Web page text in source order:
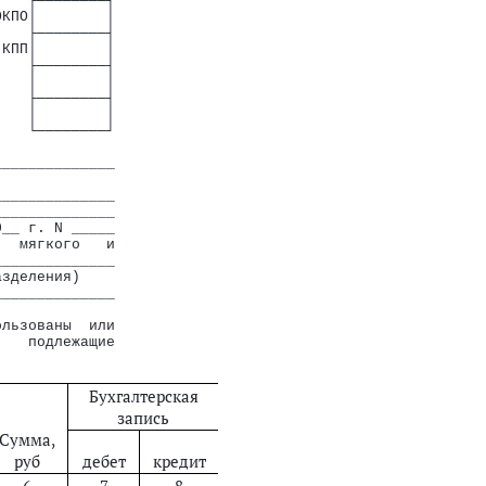
сектора" ОКУД
органов управления государственными
ОКПО│        │
├────────┤
│
├────────┤
│        │
├────────┤
│        │
└────────┘
г. N _____
мягкого   и
или
подлежащие
Сумма,
руб
Бухгалтерская
запись
дебет
кредит